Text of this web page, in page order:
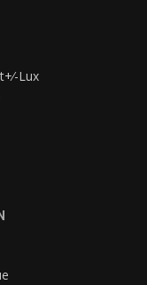
Lux